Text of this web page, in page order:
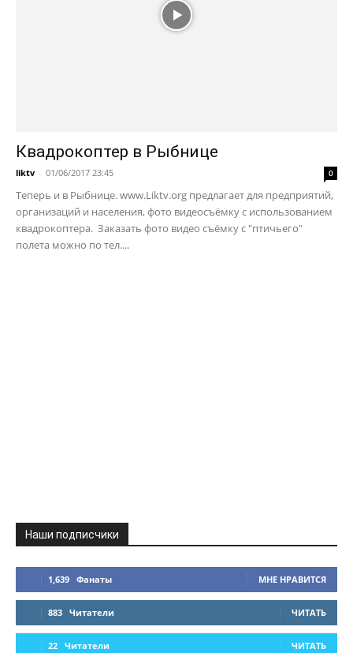
Квадрокоптер в Рыбнице
liktv - 01/06/2017 23:45 0
Теперь и в Рыбнице. www.Liktv.org предлагает для предприятий,
организаций и населения, фото видеосъёмку с использованием
квадрокоптера. Заказать фото видео съёмку с "птичьего"
полета можно по тел....
Наши подписчики
1,639 Фанаты МНЕ НРАВИТСЯ
883 Читатели ЧИТАТЬ
22 Читатели ЧИТАТЬ